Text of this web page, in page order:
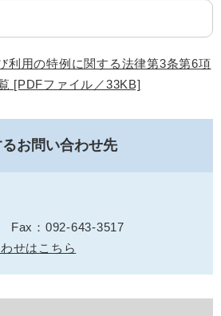
利用の特例に関する法律第3条第6項
[PDFファイル／33KB]
お問い合わせ先
Fax：092-643-3517
せはこちら